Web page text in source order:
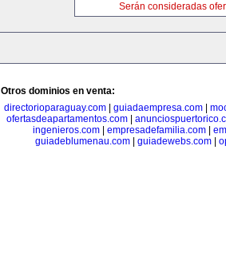
Serán consideradas
Otros dominios en venta:
directorioparaguay.com| guiadaempresa.com|
ofertasdeapartamentos.com
ingenieros.com| empresadefamilia.com|
guiadeblumenau.com| guiadewebs.com|